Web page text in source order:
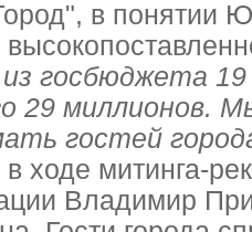
в понятии
госбюджета
29 миллионов.
гостей
в ходе митинга-
Владимир